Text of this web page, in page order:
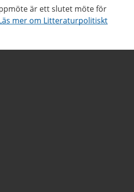
är ett slutet möte för
mer om Litteraturpolitiskt